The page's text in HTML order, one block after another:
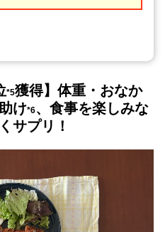
*5獲得】体重・おなか
け*6、食事を楽しみな
サプリ！